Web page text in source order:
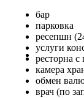
бар
парковка
ресепшн
услуги
ресторна
камера
обмен
врач (по